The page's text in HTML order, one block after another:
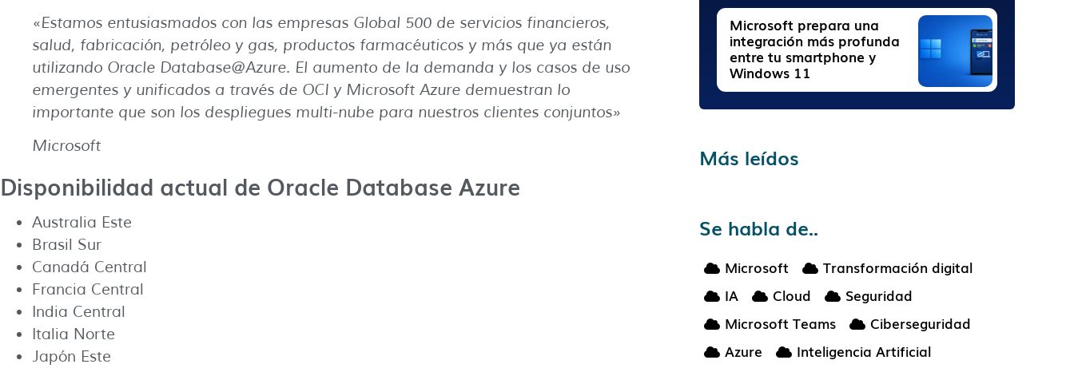
«Estamos entusiasmados con las empresas Global 500 de servicios financieros,
salud, fabricación, petróleo y gas, productos farmacéuticos y más que ya están
utilizando Oracle Database@Azure. El aumento de la demanda y los casos de uso
emergentes y unificados a través de OCI y Microsoft Azure demuestran lo
importante que son los despliegues multi-nube para nuestros clientes conjuntos»
Microsoft
Disponibilidad actual de Oracle Database Azure
Australia Este
Brasil Sur
Canadá Central
Francia Central
India Central
Italia Norte
Japón Este
Microsoft prepara una
integración más profunda
entre tu smartphone y
Windows 11
Más leídos
Se habla de..
Microsoft
Transformación digital
IA
Cloud
Seguridad
Microsoft Teams
Ciberseguridad
Azure
Inteligencia Artificial